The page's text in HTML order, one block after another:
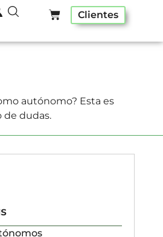
Clientes
autónomo? Esta es
de dudas.